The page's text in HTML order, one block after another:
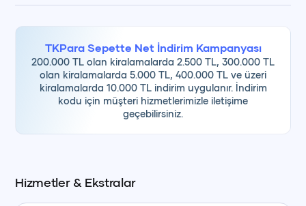
TKPara Sepette Net İndirim Kampanyası
200.000 TL olan kiralamalarda 2.500 TL, 300.000 TL
olan kiralamalarda 5.000 TL, 400.000 TL ve üzeri
kiralamalarda 10.000 TL indirim uygulanır. İndirim
kodu için müşteri hizmetlerimizle iletişime
geçebilirsiniz.
Hizmetler & Ekstralar